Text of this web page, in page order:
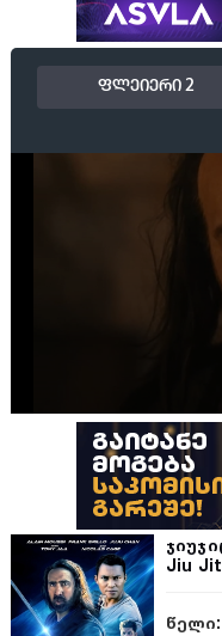
ფლეიერი 2
Jiu
წელი: